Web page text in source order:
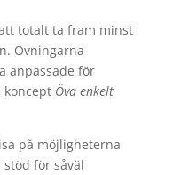
totalt ta fram minst
Övningarna
anpassade för
koncept Öva enkelt
på möjligheterna
för såväl